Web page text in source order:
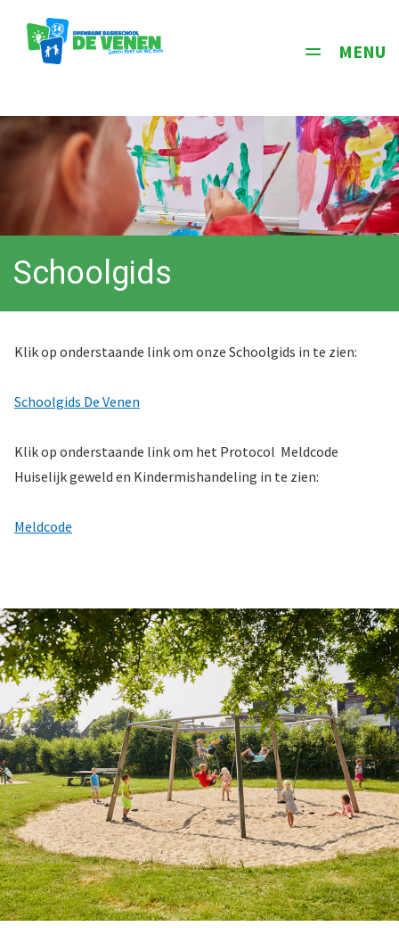
Toggle
MENU
Schoolgids
Klik op onderstaande link om onze Schoolgids in te zien:
Schoolgids De Venen
Klik op onderstaande link om het Protocol Meldcode
Huiselijk geweld en Kindermishandeling in te zien:
Meldcode